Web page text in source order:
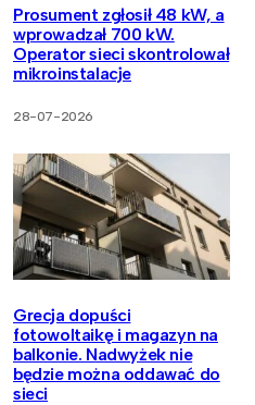
Prosument zgłosił 48 kW, a
wprowadzał 700 kW.
Operator sieci skontrolował
mikroinstalacje
28-07-2026
Grecja dopuści
fotowoltaikę i magazyn na
balkonie. Nadwyżek nie
będzie można oddawać do
sieci